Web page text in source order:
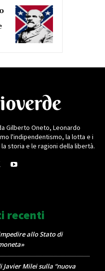
Gilberto Oneto, Leonardo
l'indipendentismo, la lotta e i
storia e le ragioni della libertà.
recenti
allo Stato di
Javier Milei sulla “nuova